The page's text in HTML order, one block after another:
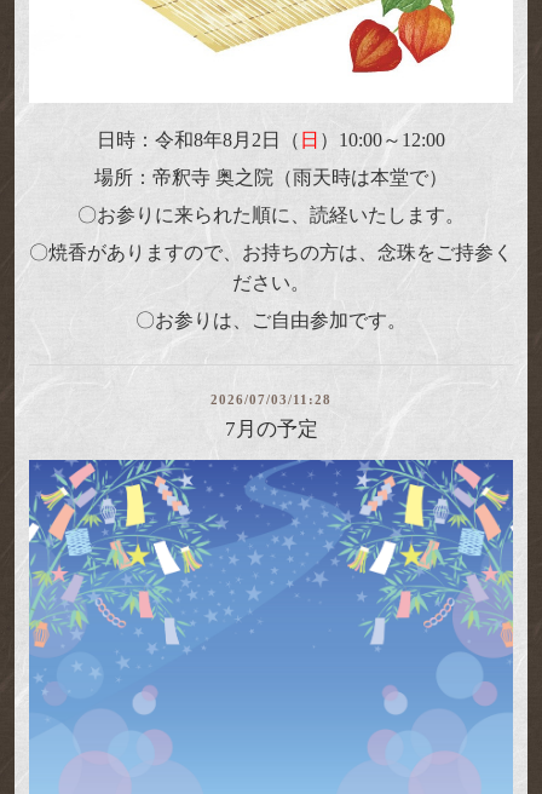
日時：令和8年8月2日（ 日 ）10:00～12:00
場所：帝釈寺 奥之院（雨天時は本堂で）
〇お参りに来られた順に、読経いたします。
〇焼香がありますので、 お持ちの方は、念珠をご持参く
ださい。
〇お参りは、ご自由参加です。
2026/07/03/11:28
7月の予定